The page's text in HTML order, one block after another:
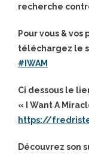
recherche
Pour vous &
téléchargez le
#IWAM
Ci dessous le
« I Want A
https://
Découvrez son